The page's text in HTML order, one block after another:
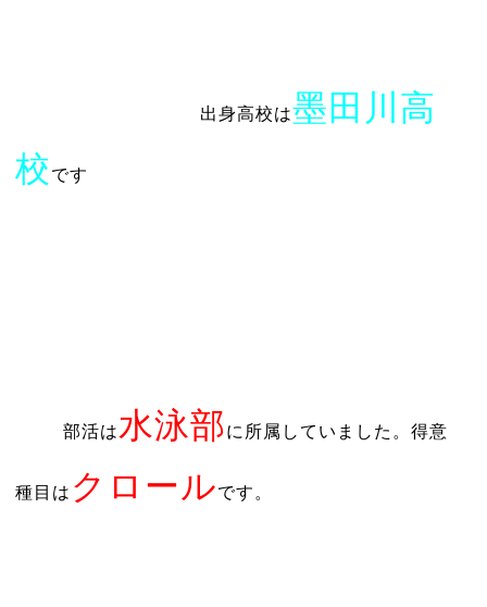
出身高校は墨田川高
校 です
部活は水泳部 に所属していました。得意
種目は クロールです。